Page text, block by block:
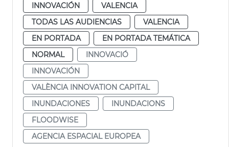
INNOVACIÓN
VALENCIA
TODAS LAS AUDIENCIAS
VALENCIA
EN PORTADA
EN PORTADA TEMÁTICA
NORMAL
INNOVACIÓ
INNOVACIÓN
VALÈNCIA INNOVATION CAPITAL
INUNDACIONES
INUNDACIONS
FLOODWISE
AGENCIA ESPACIAL EUROPEA